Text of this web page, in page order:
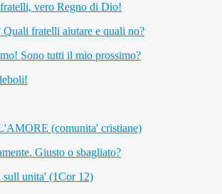
vero Regno di Dio!
Quali fratelli aiutare e quali no?
Sono tutti il mio prossimo?
(comunita' cristiane)
Giusto o sbagliato?
sull unita' (1Cor 12)